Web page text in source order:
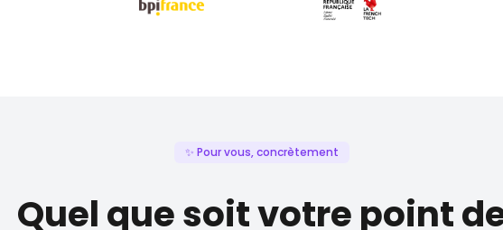
✨ Pour vous, concrètement
Quel que soit votre point